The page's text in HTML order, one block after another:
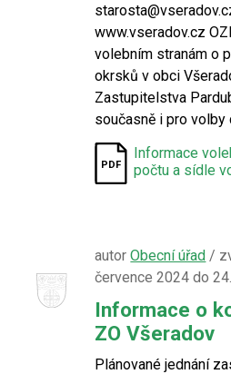
www.vseradov.cz
volebním stranám o
okrsků v obci
Zastupitelstva
současně i pro
Informace
počtu a sídle
autorObecní úřad /
července 2024 do
Informace o
ZO Všeradov
Plánované jednání